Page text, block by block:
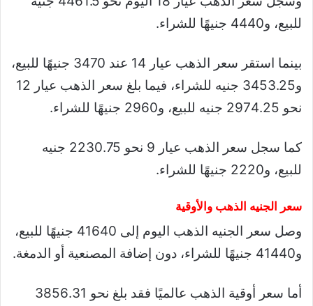
للبيع، و4440 جنيهًا للشراء.
بينما استقر سعر الذهب عيار 14 عند 3470 جنيهًا للبيع،
و3453.25 جنيه للشراء، فيما بلغ سعر الذهب عيار 12
نحو 2974.25 جنيه للبيع، و2960 جنيهًا للشراء.
كما سجل سعر الذهب عيار 9 نحو 2230.75 جنيه
للبيع، و2220 جنيهًا للشراء.
سعر الجنيه الذهب والأوقية
وصل سعر الجنيه الذهب اليوم إلى 41640 جنيهًا للبيع،
و41440 جنيهًا للشراء، دون إضافة المصنعية أو الدمغة.
أما سعر أوقية الذهب عالميًا فقد بلغ نحو 3856.31